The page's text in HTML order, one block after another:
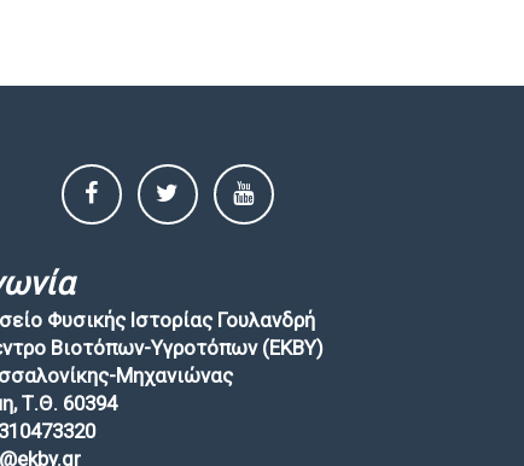
Φυσικής Ιστορίας Γουλανδρή
Βιοτόπων-Υγροτόπων (EKBY)
Μηχανιώνας
Τ.Θ. 60394